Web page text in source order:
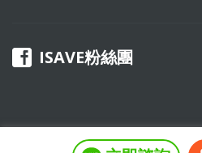
ISAVE粉絲團